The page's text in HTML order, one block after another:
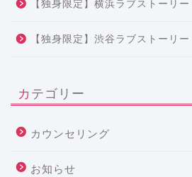
【独身限定】横浜ラブストーリー
【独身限定】渋谷ラブストーリー
カテゴリー
カウンセリング
お知らせ